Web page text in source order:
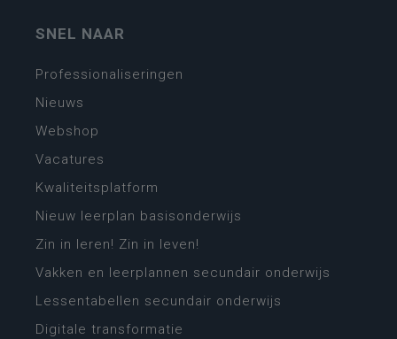
SNEL NAAR
Professionaliseringen
Nieuws
Webshop
Vacatures
Kwaliteitsplatform
Nieuw leerplan basisonderwijs
Zin in leren! Zin in leven!
Vakken en leerplannen secundair onderwijs
Lessentabellen secundair onderwijs
Digitale transformatie